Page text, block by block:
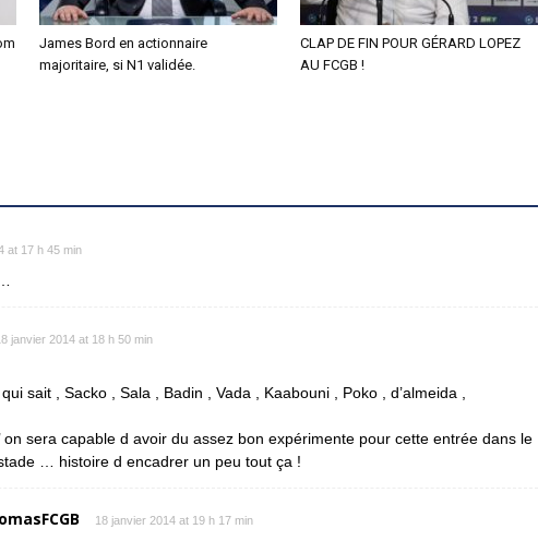
James Bord en actionnaire
majoritaire, si N1 validée.
CLAP DE FIN POUR GÉRARD LOPEZ
AU FCGB !
at 17 h 45 min
janvier 2014 at 18 h 50 min
sait , Sacko , Sala , Badin , Vada , Kaabouni , Poko , d’almeida ,
on sera capable d avoir du assez bon expérimente pour cette entrée dans le
… histoire d encadrer un peu tout ça !
18 janvier 2014 at 19 h 17 min